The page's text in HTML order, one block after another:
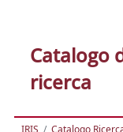
Catalogo
ricerca
IRIS Catalogo